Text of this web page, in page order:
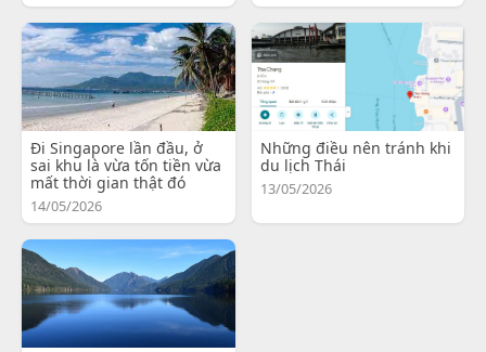
Đi Singapore lần đầu, ở
sai khu là vừa tốn tiền vừa
mất thời gian thật đó
14/05/2026
Những điều nên tránh khi
du lịch Thái
13/05/2026